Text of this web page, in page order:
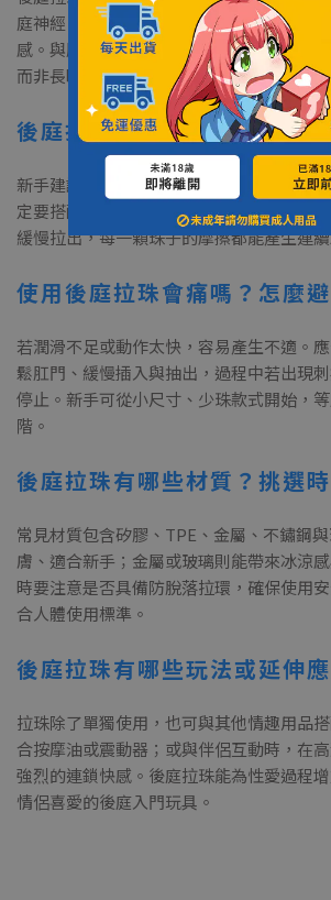
庭神經，珠珠大小由細到粗排列，能在抽
感。與肛塞不同的是，拉珠設計著重「進
而非長時間佩戴。
後庭拉珠該怎麼使用？新手
新手建議選擇柔軟矽膠材質、珠珠由小到
定要搭配後庭專用潤滑液。可先慢慢插入
緩慢拉出，每一顆珠子的摩擦都能產生連
使用後庭拉珠會痛嗎？怎麼
若潤滑不足或動作太快，容易產生不適。
鬆肛門、緩慢插入與抽出，過程中若出現
停止。新手可從小尺寸、少珠款式開始，
階。
後庭拉珠有哪些材質？挑選
常見材質包含矽膠、TPE、金屬、不鏽鋼
膚、適合新手；金屬或玻璃則能帶來冰涼
時要注意是否具備防脫落拉環，確保使用
合人體使用標準。
後庭拉珠有哪些玩法或延伸應
拉珠除了單獨使用，也可與其他情趣用品
合按摩油或震動器；或與伴侶互動時，在
強烈的連鎖快感。後庭拉珠能為性愛過程
情侶喜愛的後庭入門玩具。